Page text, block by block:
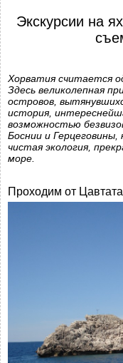
Экскурсии на
Хорватия считается
Здесь великолепная
островов,
история,
возможностью
Боснии и Герцеговины,
чистая экология,
море.
Проходим от